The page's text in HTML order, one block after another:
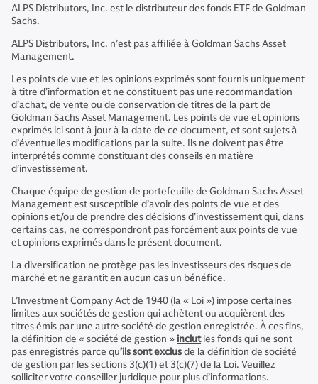
ALPS Distributors, Inc. est le distributeur des fonds ETF de Goldman
Sachs.
ALPS Distributors, Inc. n’est pas affiliée à Goldman Sachs Asset
Management.
Les points de vue et les opinions exprimés sont fournis uniquement
à titre d’information et ne constituent pas une recommandation
d’achat, de vente ou de conservation de titres de la part de
Goldman Sachs Asset Management. Les points de vue et opinions
exprimés ici sont à jour à la date de ce document, et sont sujets à
d’éventuelles modifications par la suite. Ils ne doivent pas être
interprétés comme constituant des conseils en matière
d’investissement.
Chaque équipe de gestion de portefeuille de Goldman Sachs Asset
Management est susceptible d’avoir des points de vue et des
opinions et/ou de prendre des décisions d’investissement qui, dans
certains cas, ne correspondront pas forcément aux points de vue
et opinions exprimés dans le présent document.
La diversification ne protège pas les investisseurs des risques de
marché et ne garantit en aucun cas un bénéfice.
L’Investment Company Act de 1940 (la « Loi ») impose certaines
limites aux sociétés de gestion qui achètent ou acquièrent des
titres émis par une autre société de gestion enregistrée. À ces fins,
la définition de « société de gestion »inclutles fonds qui ne sont
pas enregistrés parce qu’ils sont exclusde la définition de société
de gestion par les sections 3(c)(1) et 3(c)(7) de la Loi. Veuillez
solliciter votre conseiller juridique pour plus d’informations.